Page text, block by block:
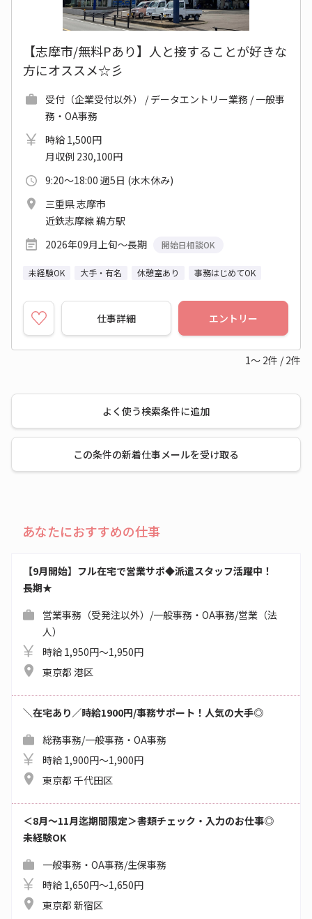
【志摩市/無料Pあり】人と接することが好きな
方にオススメ☆彡
受付（企業受付以外） / データエントリー業務 / 一般事
務・OA事務
時給 1,500円
月収例 230,100円
9:20～18:00 週5日 (水木休み)
三重県 志摩市
近鉄志摩線 鵜方駅
2026年09月上旬～長期
開始日相談OK
未経験OK 大手・有名 休憩室あり 事務はじめてOK
仕事詳細 エントリー
1～ 2件 / 2件
よく使う検索条件に追加
この条件の新着仕事メールを受け取る
あなたにおすすめの仕事
【9月開始】フル在宅で営業サポ◆派遣スタッフ活躍中！
長期★
営業事務（受発注以外）/一般事務・OA事務/営業（法
人）
時給 1,950円～1,950円
東京都 港区
＼在宅あり／時給1900円/事務サポート！人気の大手◎
総務事務/一般事務・OA事務
時給 1,900円～1,900円
東京都 千代田区
＜8月～11月迄期間限定＞書類チェック・入力のお仕事◎
未経験OK
一般事務・OA事務/生保事務
時給 1,650円～1,650円
東京都 新宿区